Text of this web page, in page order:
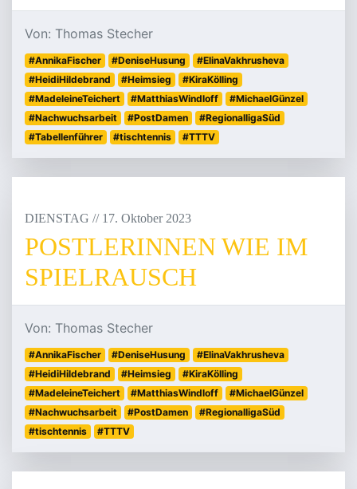
Von: Thomas Stecher
#AnnikaFischer #DeniseHusung
#ElinaVakhrusheva
#HeidiHildebrand
#Heimsieg
#KiraKölling
#MadeleineTeichert
#MatthiasWindloff
#MichaelGünzel
#Nachwuchsarbeit
#PostDamen
#RegionalligaSüd
#Tabellenführer
#tischtennis #TTTV
DIENSTAG // 17. Oktober 2023
POSTLERINNEN WIE IM
SPIELRAUSCH
Von: Thomas Stecher
#AnnikaFischer #DeniseHusung
#ElinaVakhrusheva
#HeidiHildebrand
#Heimsieg
#KiraKölling
#MadeleineTeichert
#MatthiasWindloff
#MichaelGünzel
#Nachwuchsarbeit
#PostDamen
#RegionalligaSüd
#tischtennis
#TTTV